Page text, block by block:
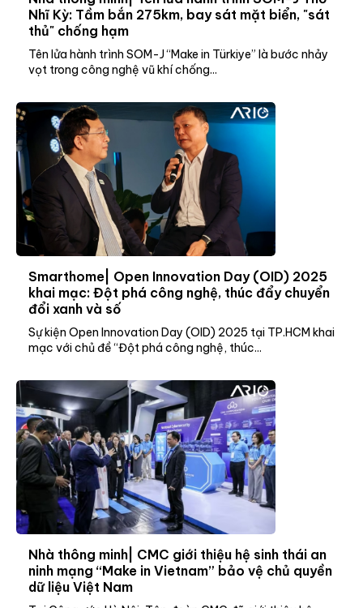
Nhĩ Kỳ: Tầm bắn 275km, bay sát mặt biển, "sát
thủ" chống hạm
Tên lửa hành trình SOM-J “Make in Türkiye” là bước nhảy
vọt trong công nghệ vũ khí chống...
Smarthome| Open Innovation Day (OID) 2025
khai mạc: Đột phá công nghệ, thúc đẩy chuyển
đổi xanh và số
Sự kiện Open Innovation Day (OID) 2025 tại TP.HCM khai
mạc với chủ đề “Đột phá công nghệ, thúc...
Nhà thông minh| CMC giới thiệu hệ sinh thái an
ninh mạng “Make in Vietnam” bảo vệ chủ quyền
dữ liệu Việt Nam